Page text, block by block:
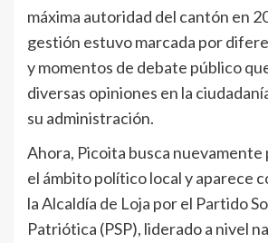
máxima autoridad del cantón en
gestión estuvo marcada por
y momentos de debate público
diversas opiniones en la
su administración.
Ahora, Picoita busca nuevamente
el ámbito político local y aparece
la Alcaldía de Loja por el Partido
Patriótica (PSP), liderado a nivel